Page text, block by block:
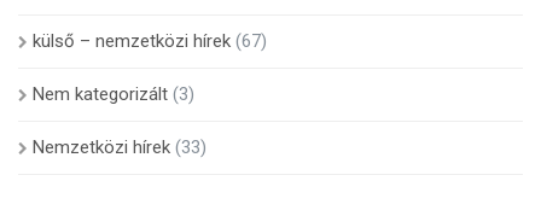
külső – nemzetközi hírek (67)
Nem kategorizált (3)
Nemzetközi hírek (33)